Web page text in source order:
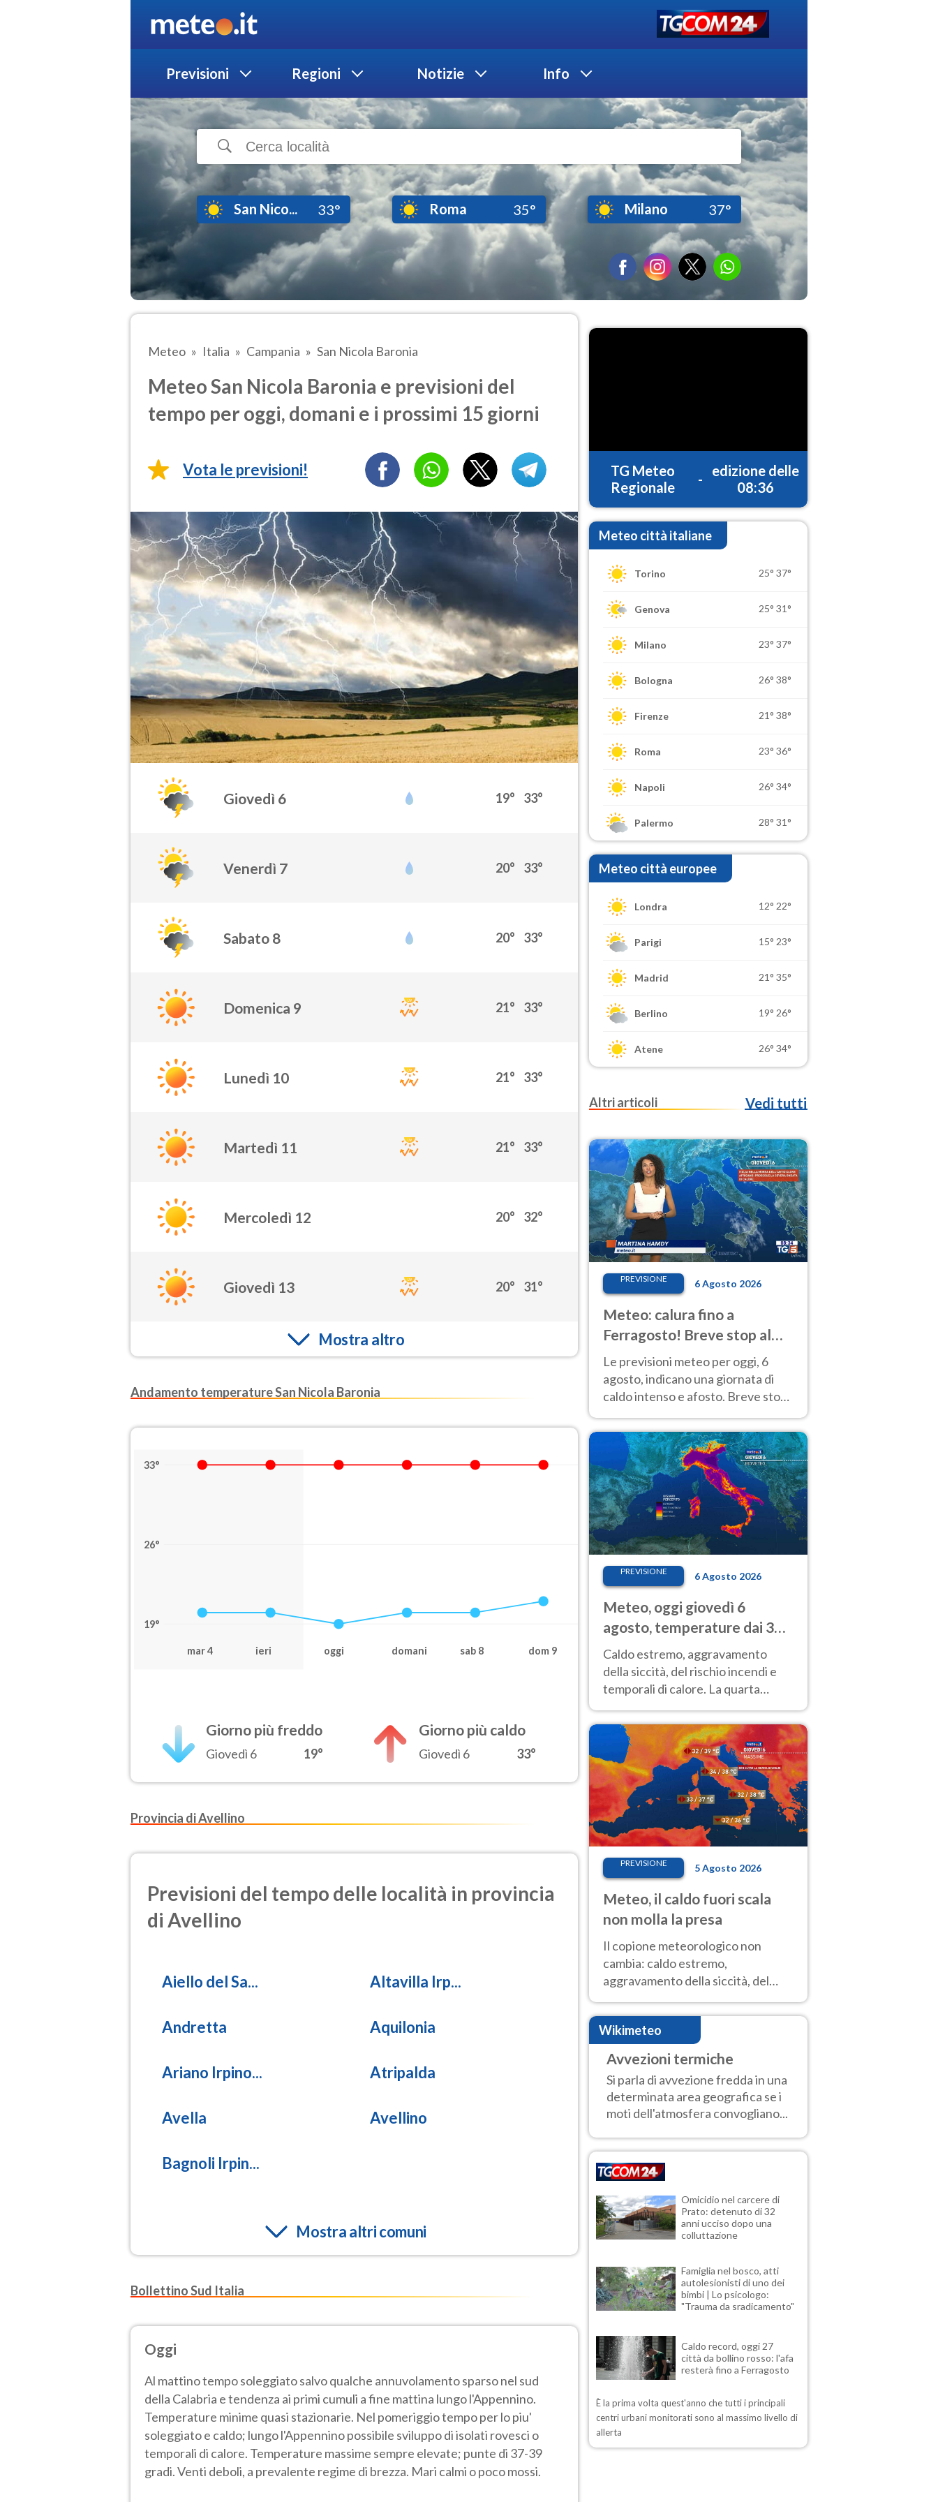
Previsioni Regioni Notizie Info
San Nico... 33° Roma 35° Milano 37°
Meteo Italia Campania San Nicola Baronia
Meteo San Nicola Baronia e previsioni del
tempo per oggi, domani e i prossimi 15 giorni
Vota le previsioni!
Giovedì 6 19° 33°
Venerdì 7 20° 33°
Sabato 8 20° 33°
Domenica 9 21° 33°
Lunedì 10 21° 33°
Martedì 11 21° 33°
Mercoledì 12 20° 32°
Giovedì 13 20° 31°
Mostra altro
Andamento temperature San Nicola Baronia
33°
26°
19°
mar 4 ieri oggi domani sab 8 dom 9
Giorno più freddo
Giovedì 6 19°
Giorno più caldo
Giovedì 6 33°
Provincia di Avellino
Previsioni del tempo delle località in provincia
di Avellino
Aiello del Sa... Altavilla Irp...
Andretta Aquilonia
Ariano Irpino... Atripalda
Avella Avellino
Bagnoli Irpin...
Mostra altri comuni
Bollettino Sud Italia
Oggi
Al mattino tempo soleggiato salvo qualche annuvolamento sparso nel sud
della Calabria e tendenza ai primi cumuli a fine mattina lungo l'Appennino.
Temperature minime quasi stazionarie. Nel pomeriggio tempo per lo piu'
soleggiato e caldo; lungo l'Appennino possibile sviluppo di isolati rovesci o
temporali di calore. Temperature massime sempre elevate; punte di 37-39
gradi. Venti deboli, a prevalente regime di brezza. Mari calmi o poco mossi.
TG Meteo
Regionale
-
edizione delle
08:36
Meteo città italiane
Torino 25° 37°
Genova 25° 31°
Milano 23° 37°
Bologna 26° 38°
Firenze 21° 38°
Roma 23° 36°
Napoli 26° 34°
Palermo 28° 31°
Meteo città europee
Londra 12° 22°
Parigi 15° 23°
Madrid 21° 35°
Berlino 19° 26°
Atene 26° 34°
Altri articoli Vedi tutti
PREVISIONE 6 Agosto 2026
Meteo: calura fino a
Ferragosto! Breve stop al
Nord tra 7 e 9 agosto
Le previsioni meteo per oggi, 6
agosto, indicano una giornata di
caldo intenso e afosto. Breve stop
Nord.
PREVISIONE 6 Agosto 2026
Meteo, oggi giovedì 6
agosto, temperature dai 33
ai 40 gradi
Caldo estremo, aggravamento
della siccità, del rischio incendi e
temporali di calore. La quarta
tregua e durerà fino Ferragosto
PREVISIONE 5 Agosto 2026
Meteo, il caldo fuori scala
non molla la presa
Il copione meteorologico non
cambia: caldo estremo,
aggravamento della siccità, del
rischio incendi e temporali di
calore. Nessun cambiamento fino
Ferragosto
Wikimeteo
Avvezioni termiche
Si parla di avvezione fredda in una
determinata area geografica se i
moti dell'atmosfera convogliano...
Omicidio nel carcere di
Prato: detenuto di 32
anni ucciso dopo una
colluttazione
Famiglia nel bosco, atti
autolesionisti di uno dei
bimbi | Lo psicologo:
"Trauma da sradicamento"
Caldo record, oggi 27
città da bollino rosso: l'afa
resterà fino a Ferragosto
È la prima volta quest'anno che tutti i principali
centri urbani monitorati sono al massimo livello di
allerta